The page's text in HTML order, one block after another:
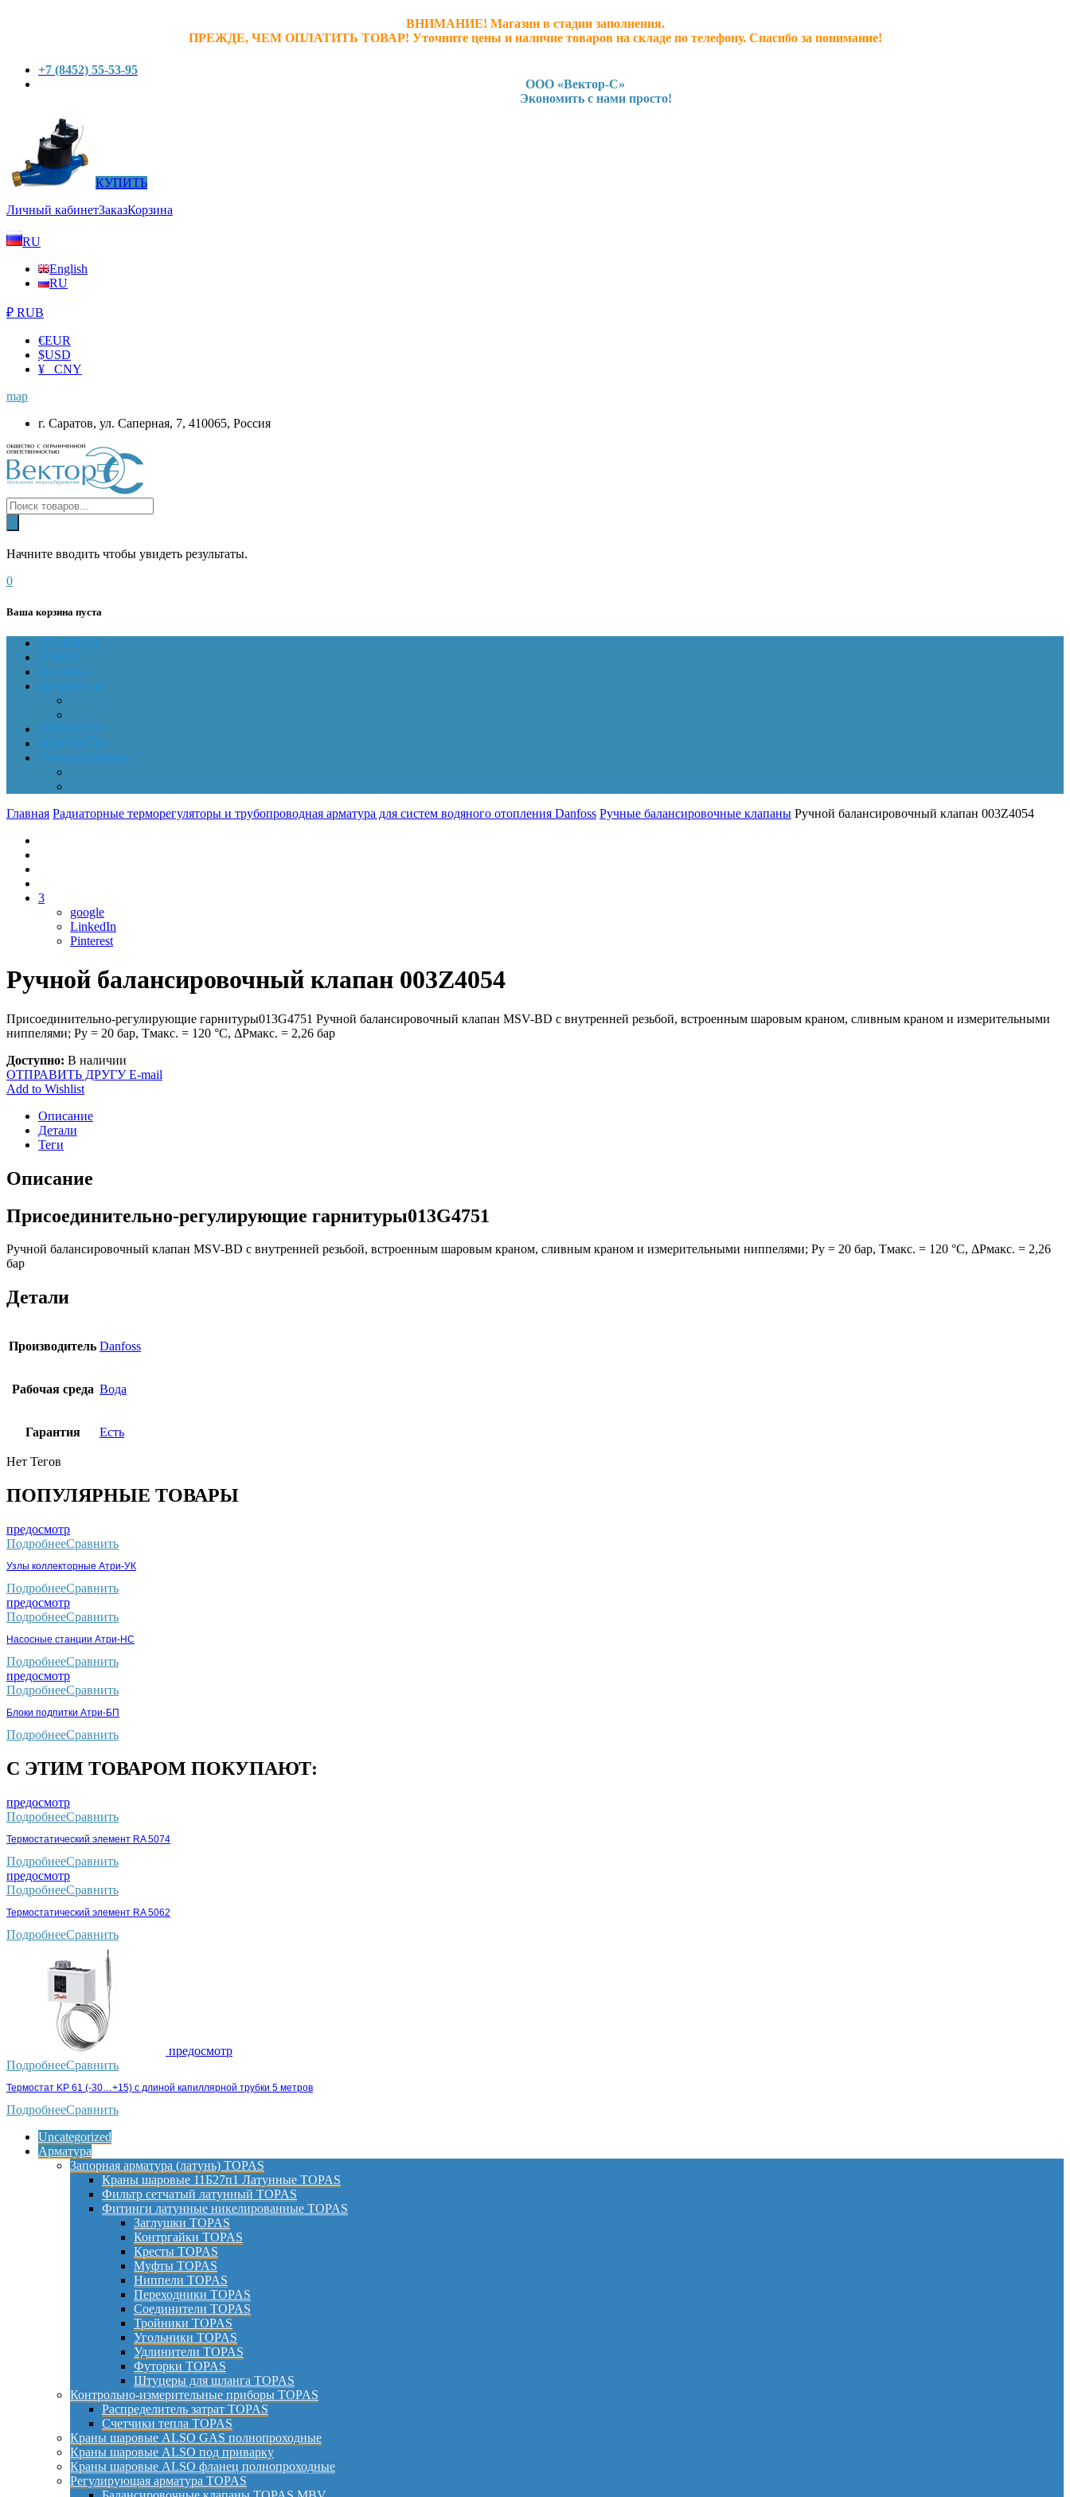
ВНИМАНИЕ! Магазин в стадии заполнения.
ПРЕЖДЕ, ЧЕМ ОПЛАТИТЬ ТОВАР! Уточните цены и наличие товаров на складе по телефону. Спасибо за понимание!
+7 (8452) 55-53-95
ООО «Вектор-С»
Экономить с нами просто!
КУПИТЬ
Личный кабинетЗаказКорзина
RU
English
RU
₽ RUB
€EUR
$USD
¥ CNY
map
г. Саратов, ул. Саперная, 7, 410065, Россия
Начните вводить чтобы увидеть результаты.
0
Ваша корзина пуста
ГЛАВНАЯ
О НАС
Магазин
Документы
НОВОСТИ
КОНТАКТЫ
Личный кабинет
Главная Радиаторные терморегуляторы и трубопроводная арматура для систем водяного отопления Danfoss Ручные балансировочные клапаны Ручной балансировочный клапан 003Z4054
3
google
LinkedIn
Pinterest
Ручной балансировочный клапан 003Z4054
Присоединительно-регулирующие гарнитуры013G4751 Ручной балансировочный клапан MSV-BD с внутренней резьбой, встроенным шаровым краном, сливным краном и измерительными
ниппелями; Ру = 20 бар, Тмакс. = 120 °С, ΔРмакс. = 2,26 бар
Доступно: В наличии
ОТПРАВИТЬ ДРУГУ E-mail
Add to Wishlist
Описание
Детали
Теги
Описание
Присоединительно-регулирующие гарнитуры013G4751
Ручной балансировочный клапан MSV-BD с внутренней резьбой, встроенным шаровым краном, сливным краном и измерительными ниппелями; Ру = 20 бар, Тмакс. = 120 °С, ΔРмакс. = 2,26
бар
Детали
Производитель Danfoss
Рабочая среда Вода
Гарантия Есть
Нет Тегов
ПОПУЛЯРНЫЕ ТОВАРЫ
предосмотр
ПодробнееСравнить
Узлы коллекторные Атри-УК
ПодробнееСравнить
предосмотр
ПодробнееСравнить
Насосные станции Атри-НС
ПодробнееСравнить
предосмотр
ПодробнееСравнить
Блоки подпитки Атри-БП
ПодробнееСравнить
С ЭТИМ ТОВАРОМ ПОКУПАЮТ:
предосмотр
ПодробнееСравнить
Термостатический элемент RA 5074
ПодробнееСравнить
предосмотр
ПодробнееСравнить
Термостатический элемент RA 5062
ПодробнееСравнить
предосмотр
ПодробнееСравнить
Термостат KP 61 (-30…+15) с длиной капиллярной трубки 5 метров
ПодробнееСравнить
Uncategorized
Арматура
Запорная арматура (латунь) TOPAS
Краны шаровые 11Б27п1 Латунные TOPAS
Фильтр сетчатый латунный TOPAS
Фитинги латунные никелированные TOPAS
Заглушки TOPAS
Контргайки TOPAS
Кресты TOPAS
Муфты TOPAS
Ниппели TOPAS
Переходники TOPAS
Соединители TOPAS
Тройники TOPAS
Угольники TOPAS
Удлинители TOPAS
Футорки TOPAS
Штуцеры для шланга TOPAS
Контрольно-измерительные приборы TOPAS
Распределитель затрат TOPAS
Счетчики тепла TOPAS
Краны шаровые ALSO GAS полнопроходные
Краны шаровые ALSO под приварку
Краны шаровые ALSO фланец полнопроходные
Регулирующая арматура TOPAS